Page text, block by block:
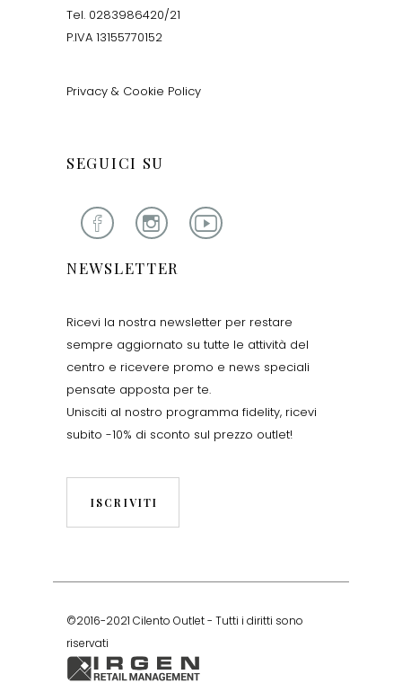
Tel. 0283986420/21
P.IVA 13155770152
Privacy & Cookie Policy
SEGUICI SU
NEWSLETTER
Ricevi la nostra newsletter per restare
sempre aggiornato su tutte le attività del
centro e ricevere promo e news speciali
pensate apposta per te.
Unisciti al nostro programma fidelity, ricevi
subito -10% di sconto sul prezzo outlet!
ISCRIVITI
©2016-2021 Cilento Outlet - Tutti i diritti sono
riservati